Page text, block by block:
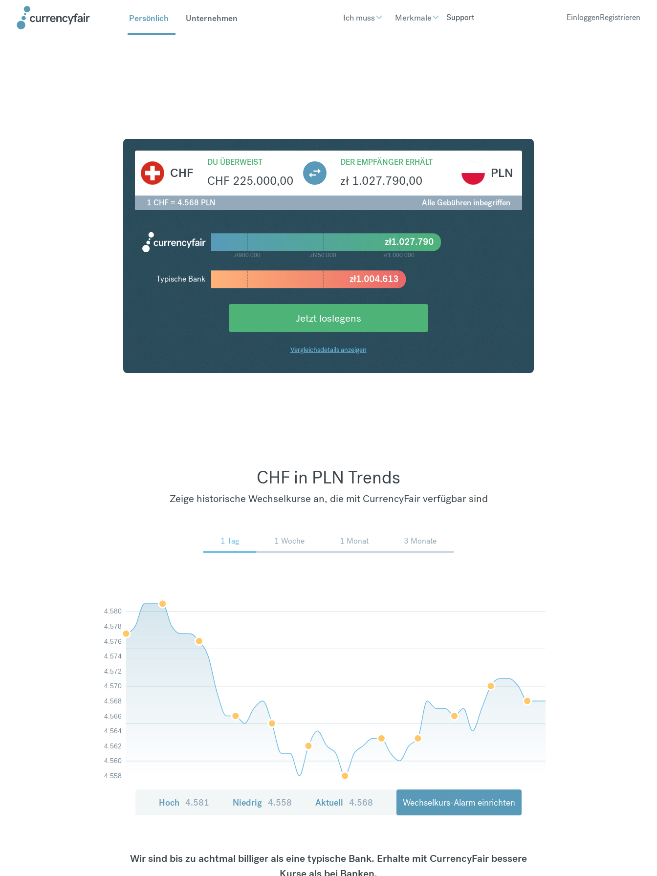
Persönlich Unternehmen Ich muss Merkmale Support EinloggenRegistrieren
CHF
DU ÜBERWEIST
CHF 225.000,00
DER EMPFÄNGER ERHÄLT
zł 1.027.790,00
PLN
1 CHF = 4.568 PLN Alle Gebühren inbegriffen
zł900.000 zł950.000 zł1.000.000
zł1.004.613
zł1.027.790
Typische Bank
Jetzt loslegens
Vergleichsdetails anzeigen
CHF in PLN Trends
Zeige historische Wechselkurse an, die mit CurrencyFair verfügbar sind
1 Tag 1 Woche 1 Monat 3 Monate
4.558
4.560
4.562
4.564
4.566
4.568
4.570
4.572
4.574
4.576
4.578
4.580
Hoch 4.581 Niedrig 4.558 Aktuell 4.568 Wechselkurs-Alarm einrichten
Wir sind bis zu achtmal billiger als eine typische Bank. Erhalte mit CurrencyFair bessere
Kurse als bei Banken.